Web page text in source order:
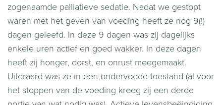
zogenaamde palliatieve sedatie. Nadat we gestopt
waren met het geven van voeding heeft ze nog 9(!)
dagen geleefd. In deze 9 dagen was zij dagelijks
enkele uren actief en goed wakker. In deze dagen
heeft zij honger, dorst, en onrust meegemaakt.
Uiteraard was ze in een ondervoede toestand (al voor
het stoppen van de voeding kreeg zij een derde